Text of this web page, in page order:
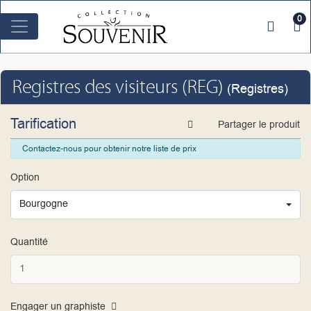
0
Registres des visiteurs (REG) (Registres)
Tarification Partager le produit
Contactez-nous pour obtenir notre liste de prix
Option
Bourgogne
Quantité
1
Engager un graphiste